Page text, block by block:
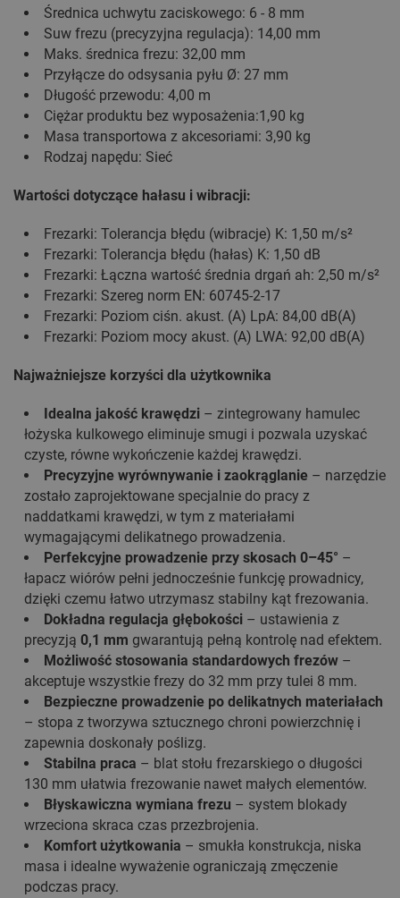
Średnica uchwytu zaciskowego: 6 - 8 mm
Suw frezu (precyzyjna regulacja): 14,00 mm
Maks. średnica frezu: 32,00 mm
Przyłącze do odsysania pyłu Ø: 27 mm
Długość przewodu: 4,00 m
Ciężar produktu bez wyposażenia:1,90 kg
Masa transportowa z akcesoriami: 3,90 kg
Rodzaj napędu: Sieć
Wartości dotyczące hałasu i wibracji:
Frezarki: Tolerancja błędu (wibracje) K: 1,50 m/s²
Frezarki: Tolerancja błędu (hałas) K: 1,50 dB
Frezarki: Łączna wartość średnia drgań ah: 2,50 m/s²
Frezarki: Szereg norm EN: 60745-2-17
Frezarki: Poziom ciśn. akust. (A) LpA: 84,00 dB(A)
Frezarki: Poziom mocy akust. (A) LWA: 92,00 dB(A)
Najważniejsze korzyści dla użytkownika
Idealna jakość krawędzi– zintegrowany hamulec
łożyska kulkowego eliminuje smugi i pozwala uzyskać
czyste, równe wykończenie każdej krawędzi.
Precyzyjne wyrównywanie i zaokrąglanie – narzędzie
zostało zaprojektowane specjalnie do pracy z
naddatkami krawędzi, w tym z materiałami
wymagającymi delikatnego prowadzenia.
Perfekcyjne prowadzenie przy skosach 0–45° –
łapacz wiórów pełni jednocześnie funkcję prowadnicy,
dzięki czemu łatwo utrzymasz stabilny kąt frezowania.
Dokładna regulacja głębokości– ustawienia z
precyzją 0,1 mm gwarantują pełną kontrolę nad efektem.
Możliwość stosowania standardowych frezów–
akceptuje wszystkie frezy do 32 mm przy tulei 8 mm.
Bezpieczne prowadzenie po delikatnych materiałach
– stopa z tworzywa sztucznego chroni powierzchnię i
zapewnia doskonały poślizg.
Stabilna praca – blat stołu frezarskiego o długości
130 mm ułatwia frezowanie nawet małych elementów.
Błyskawiczna wymiana frezu – system blokady
wrzeciona skraca czas przezbrojenia.
Komfort użytkowania – smukła konstrukcja, niska
masa i idealne wyważenie ograniczają zmęczenie
podczas pracy.